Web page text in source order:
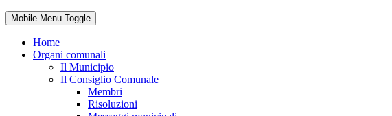
Mobile Menu Toggle
Home
Organi comunali
Il Municipio
Il Consiglio Comunale
Membri
Risoluzioni